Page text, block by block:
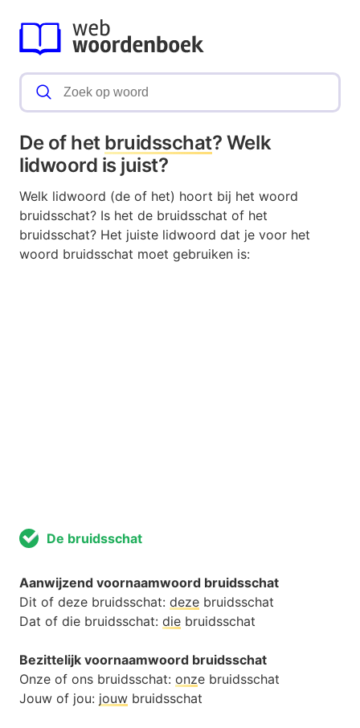
De of het bruidsschat? Welk
lidwoord is juist?
Welk lidwoord (de of het) hoort bij het woord
bruidsschat? Is het de bruidsschat of het
bruidsschat? Het juiste lidwoord dat je voor het
woord bruidsschat moet gebruiken is:
De bruidsschat
Aanwijzend voornaamwoord bruidsschat
Dit of deze bruidsschat: deze bruidsschat
Dat of die bruidsschat: die bruidsschat
Bezittelijk voornaamwoord bruidsschat
Onze of ons bruidsschat: onze bruidsschat
Jouw of jou: jouw bruidsschat